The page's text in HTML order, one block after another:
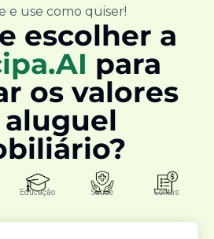
e use como quiser!
escolher a
para
os valores
Educação Saúde Contas